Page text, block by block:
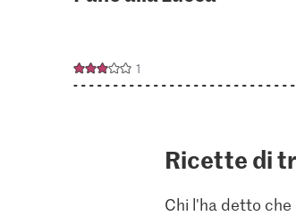
1
Ricette di
Chi l'ha detto